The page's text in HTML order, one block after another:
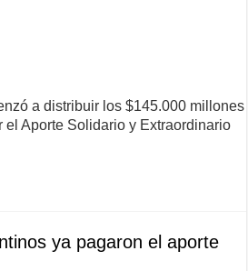
a distribuir los $145.000 millones
el Aporte Solidario y Extraordinario
ya pagaron el aporte